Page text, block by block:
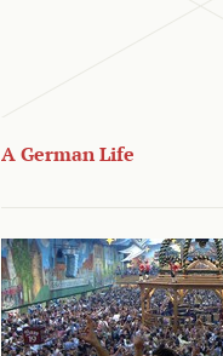
A German Life